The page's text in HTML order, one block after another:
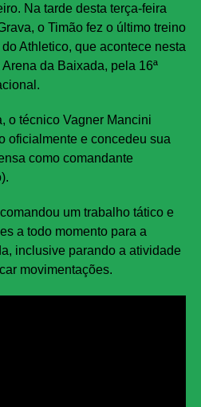
Na tarde desta terça-feira
o Timão fez o último treino
Athletico, que acontece nesta
da Baixada, pela 16ª
o técnico Vagner Mancini
oficialmente e concedeu sua
como comandante
um trabalho tático e
a todo momento para a
inclusive parando a atividade
movimentações.